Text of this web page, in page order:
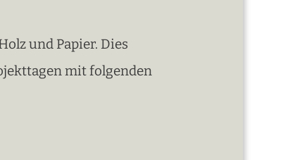
und Papier. Dies
mit folgenden